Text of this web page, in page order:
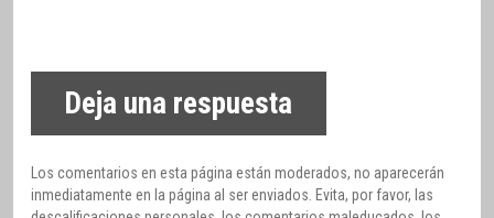
Deja una respuesta
Los comentarios en esta página están moderados, no aparecerán
inmediatamente en la página al ser enviados. Evita, por favor, las